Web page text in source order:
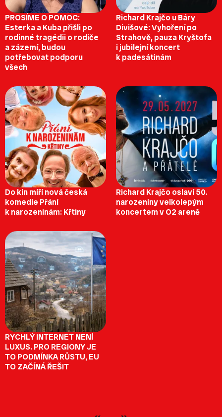
PROSÍME O POMOC:
Esterka a Kuba přišli po
rodinné tragédii o rodiče
a zázemí, budou
potřebovat podporu
všech
Richard Krajčo u Báry
Divišové: Vyhoření po
Strahově, pauza Kryštofa
i jubilejní koncert
k padesátinám
Do kin míří nová česká
komedie Přání
k narozeninám: Křtiny
Richard Krajčo oslaví 50.
narozeniny velkolepým
koncertem v O2 areně
RYCHLÝ INTERNET NENÍ
LUXUS. PRO REGIONY JE
TO PODMÍNKA RŮSTU, EU
TO ZAČÍNÁ ŘEŠIT